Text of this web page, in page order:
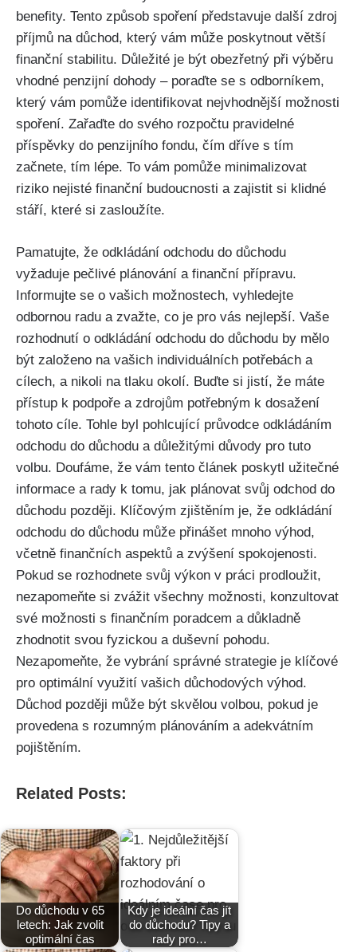
benefity. Tento způsob spoření představuje další zdroj
příjmů na důchod, který vám může poskytnout větší
finanční stabilitu. Důležité je být obezřetný při výběru
vhodné penzijní dohody – poraďte se s odborníkem,
který vám pomůže identifikovat nejvhodnější možnosti
spoření. Zařaďte do svého rozpočtu pravidelné
příspěvky do penzijního fondu, čím dříve s tím
začnete, tím lépe. To vám pomůže minimalizovat
riziko nejisté finanční budoucnosti a zajistit si klidné
stáří, které si zasloužíte.
Pamatujte, že odkládání odchodu do důchodu
vyžaduje pečlivé plánování a finanční přípravu.
Informujte se o vašich možnostech, vyhledejte
odbornou radu a zvažte, co je pro vás nejlepší. Vaše
rozhodnutí o odkládání odchodu do důchodu by mělo
být založeno na vašich individuálních potřebách a
cílech, a nikoli na tlaku okolí. Buďte si jistí, že máte
přístup k podpoře a zdrojům potřebným k dosažení
tohoto cíle. Tohle byl pohlcující průvodce odkládáním
odchodu do důchodu a důležitými důvody pro tuto
volbu. Doufáme, že vám tento článek poskytl užitečné
informace a rady k tomu, jak plánovat svůj odchod do
důchodu později. Klíčovým zjištěním je, že odkládání
odchodu do důchodu může přinášet mnoho výhod,
včetně finančních aspektů a zvýšení spokojenosti.
Pokud se rozhodnete svůj výkon v práci prodloužit,
nezapomeňte si zvážit všechny možnosti, konzultovat
své možnosti s finančním poradcem a důkladně
zhodnotit svou fyzickou a duševní pohodu.
Nezapomeňte, že vybrání správné strategie je klíčové
pro optimální využití vašich důchodových výhod.
Důchod později může být skvělou volbou, pokud je
provedena s rozumným plánováním a adekvátním
pojištěním.
Related Posts:
Do důchodu v 65
letech: Jak zvolit
optimální čas
Kdy je ideální čas jít
do důchodu? Tipy a
rady pro…